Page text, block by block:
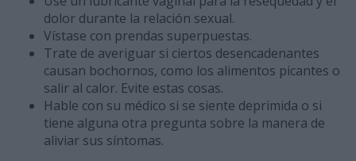
dolor durante la relación sexual.
Vístase con prendas superpuestas.
Trate de averiguar si ciertos desencadenantes
causan bochornos, como los alimentos picantes o
salir al calor. Evite estas cosas.
Hable con su médico si se siente deprimida o si
tiene alguna otra pregunta sobre la manera de
aliviar sus síntomas.